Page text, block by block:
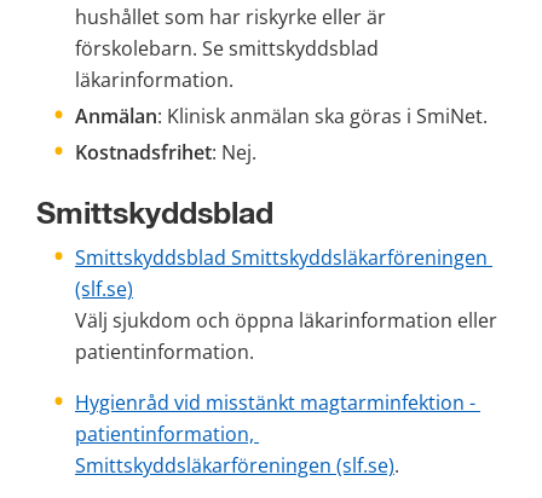
hushållet som har riskyrke eller är
förskolebarn. Se smittskyddsblad
läkarinformation.
Anmälan: Klinisk anmälan ska göras i SmiNet.
Kostnadsfrihet: Nej.
Smittskyddsblad
Smittskyddsblad Smittskyddsläkarföreningen
(slf.se)
Välj sjukdom och öppna läkarinformation eller
patientinformation.
Hygienråd vid misstänkt magtarminfektion -
patientinformation,
Smittskyddsläkarföreningen (slf.se).